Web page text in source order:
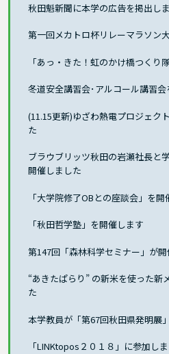
秋田魁新聞に本学の広告を掲出し
第一回メカトロ杯リレーマラソン
「あっ・きた！虹のかけ橋つくり
冬道安全講習会･アルコール講習
(11.15更新)ゆざわ熱電プロジェク
た
ブラウブリッツ秋田の岩瀬社長と
開催しました
「大学院修了OBとの座談会」を開
「秋田哲学塾」を開催します
第147回「森林科学セミナー」が
“あきたぱらり” の新米を使った新
た
本学教員が「第67回秋田県発明展
「LINKtopos２０１８」に参加し